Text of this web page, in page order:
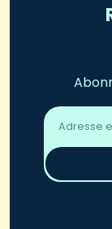
Adresse
email